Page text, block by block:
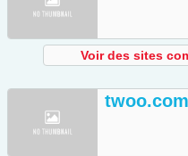
Voir des sites
twoo.com